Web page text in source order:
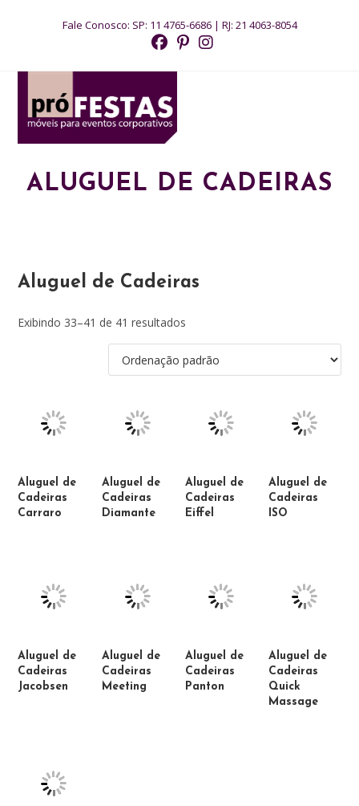
conteúdo
Fale Conosco: SP: 11 4765-6686| RJ: 21 4063-8054
ALUGUEL DE CADEIRAS
Aluguel de Cadeiras
Exibindo 33–41 de 41 resultados
Aluguel de
Cadeiras
Carraro
Aluguel de
Cadeiras
Diamante
Aluguel de
Cadeiras
Eiffel
Aluguel de
Cadeiras
ISO
Aluguel de
Cadeiras
Jacobsen
Aluguel de
Cadeiras
Meeting
Aluguel de
Cadeiras
Panton
Aluguel de
Cadeiras
Quick
Massage